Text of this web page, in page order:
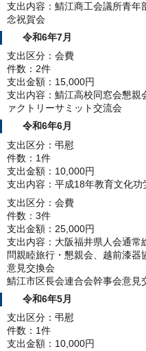
支出内容：鯖江商工会議所青年
念祝賀会
令和6年7月
支出区分：会費
件数：2件
支出金額：15,000円
支出内容：鯖江高校同窓会懇親
ァクトリーサミット交流会
令和6年6月
支出区分：弔慰
件数：1件
支出金額：10,000円
支出内容：平成18年教育文化
支出区分：会費
件数：3件
支出金額：25,000円
支出内容：大阪福井県人会通常
問親睦旅行・懇親会、越前漆器
意見交換会
鯖江市区長会連合会幹事会意見
令和6年5月
支出区分：弔慰
件数：1件
支出金額：10,000円